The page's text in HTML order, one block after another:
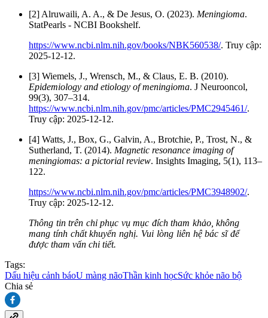
[2] Alruwaili, A. A., & De Jesus, O. (2023). Meningioma.
StatPearls - NCBI Bookshelf.
https://www.ncbi.nlm.nih.gov/books/NBK560538/. Truy cập:
2025-12-12.
[3] Wiemels, J., Wrensch, M., & Claus, E. B. (2010).
Epidemiology and etiology of meningioma. J Neurooncol,
99(3), 307–314.
https://www.ncbi.nlm.nih.gov/pmc/articles/PMC2945461/.
Truy cập: 2025-12-12.
[4] Watts, J., Box, G., Galvin, A., Brotchie, P., Trost, N., &
Sutherland, T. (2014). Magnetic resonance imaging of
meningiomas: a pictorial review. Insights Imaging, 5(1), 113–
122.
https://www.ncbi.nlm.nih.gov/pmc/articles/PMC3948902/.
Truy cập: 2025-12-12.
Thông tin trên chỉ phục vụ mục đích tham khảo, không
mang tính chất khuyến nghị. Vui lòng liên hệ bác sĩ để
được tham vấn chi tiết.
Tags:
Dấu hiệu cảnh báoU màng nãoThần kinh họcSức khỏe não bộ
Chia sẻ